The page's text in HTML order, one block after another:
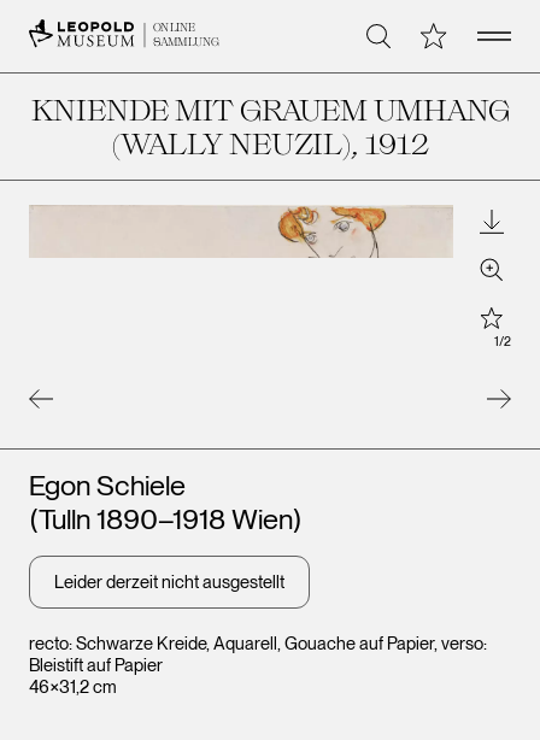
ONLINE
SAMMLUNG
Suche Meine Open
KNIENDE MIT GRAUEM UMHANG
(WALLY NEUZIL), 1912
Zoom
Star
1/2
recto: Schwarze Kreide, Aquarell, Gouache auf Papier, verso:
Bleistift auf Papier
46×31,2 cm
Künstler*innen
Egon Schiele
(Tulln 1890–1918 Wien)
Leider derzeit nicht ausgestellt